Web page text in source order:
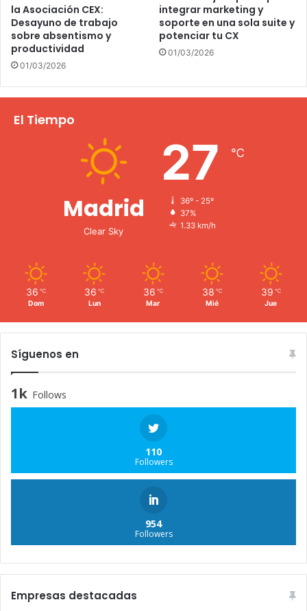
la Asociación CEX:
Desayuno de trabajo
sobre absentismo y
productividad
01/03/2026
integrar marketing y
soporte en una sola suite y
potenciar tu CX
01/03/2026
El Tiempo
Madrid
Clear Sky
27 ℃
36º - 25º
37%
1.33 km/h
36 ℃
Dom
36 ℃
Lun
36 ℃
Mar
38 ℃
Mié
39 ℃
Jue
Síguenos en
1k Follows
110
Followers
954
Followers
Empresas destacadas